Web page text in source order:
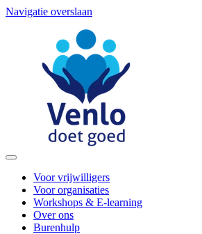
Navigatie overslaan
Voor vrijwilligers
Voor organisaties
Workshops & E-learning
Over ons
Burenhulp